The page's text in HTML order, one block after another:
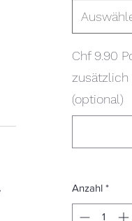
Chf 9.90
zusätzlich
(optional)
Anzahl *